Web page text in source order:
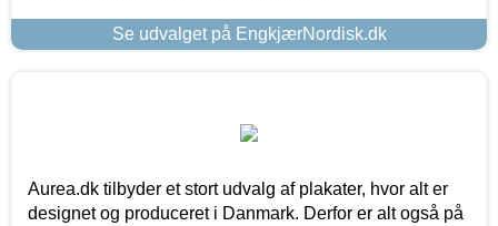
Se udvalget på EngkjærNordisk.dk
Aurea.dk tilbyder et stort udvalg af plakater, hvor alt er
designet og produceret i Danmark. Derfor er alt også på